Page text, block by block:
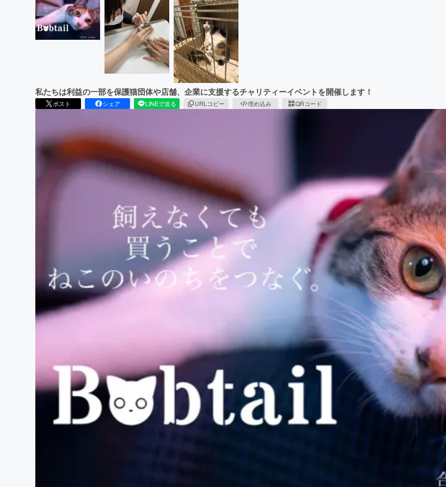
私たちは利益の一部を保護猫団体や店舗、企業に支援するチャリティーイベントを開催します！
ポスト シェア LINEで送る URLコピー 埋め込み QRコード